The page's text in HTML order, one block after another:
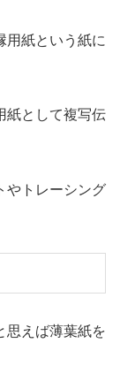
用紙という紙に
紙として複写伝
やトレーシング
思えば薄葉紙を